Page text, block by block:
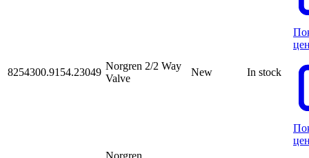
8254300.9154.23049
Norgren 2/2 Way
Valve
New In stock
Norgren